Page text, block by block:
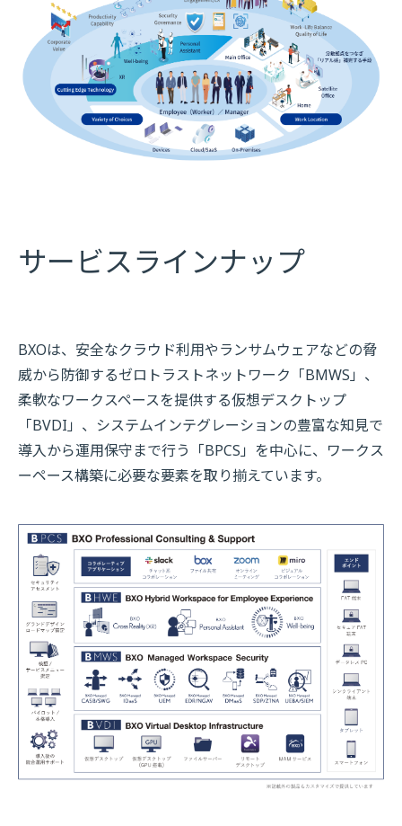
サービスラインナップ
BXOは、安全なクラウド利⽤やランサムウェアなどの脅
威から防御するゼロトラストネットワーク「BMWS」、
柔軟なワークスペースを提供する仮想デスクトップ
「BVDI」、システムインテグレーションの豊富な知⾒で
導⼊から運⽤保守まで⾏う「BPCS」を中⼼に、ワークス
ーペース構築に必要な要素を取り揃えています。